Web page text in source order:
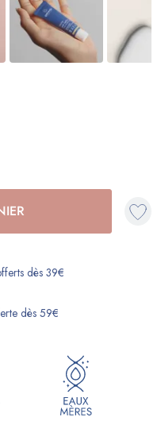
dès 39€
dès 59€